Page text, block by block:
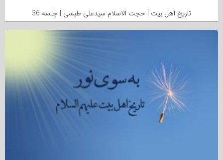
تاریخ اهل بیت | حجت الاسلام سیدعلی طبسی | جلسه 36